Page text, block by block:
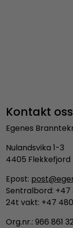
Kontakt oss
Egenes
Nulandsvika 1-3
4405 Flekkefjord
Epost:
Sentralbord: +47
24t vakt: +47 480
Org.nr.: 966 861